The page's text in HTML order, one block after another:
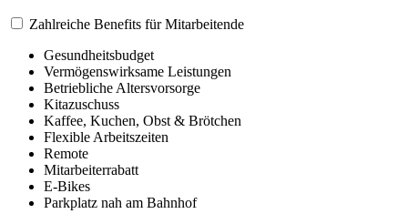
Zahlreiche Benefits für Mitarbeitende
Gesundheitsbudget
Vermögenswirksame Leistungen
Betriebliche Altersvorsorge
Kitazuschuss
Kaffee, Kuchen, Obst & Brötchen
Flexible Arbeitszeiten
Remote
Mitarbeiterrabatt
E-Bikes
Parkplatz nah am Bahnhof